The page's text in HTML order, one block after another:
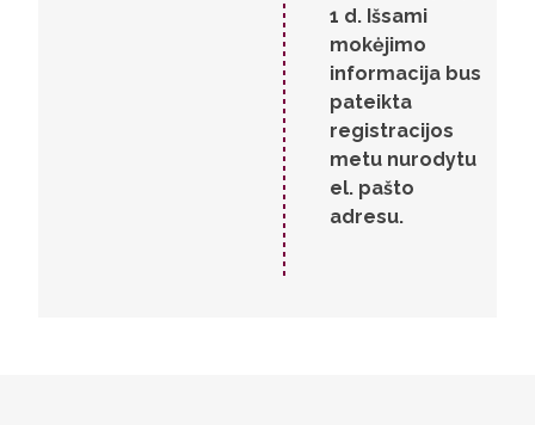
1 d. Išsami
mokėjimo
informacija bus
pateikta
registracijos
metu nurodytu
el. pašto
adresu.